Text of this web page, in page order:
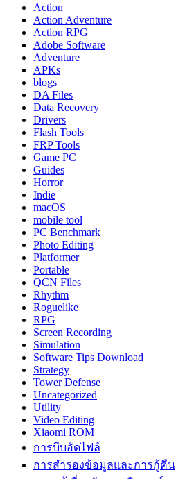
Action
Action Adventure
Action RPG
Adobe Software
Adventure
APKs
blogs
DA Files
Data Recovery
Drivers
Flash Tools
FRP Tools
Game PC
Guides
Horror
Indie
macOS
mobile tool
PC Benchmark
Photo Editing
Platformer
Portable
QCN Files
Rhythm
Roguelike
RPG
Screen Recording
Simulation
Software Tips Download
Strategy
Tower Defense
Uncategorized
Utility
Video Editing
Xiaomi ROM
การบีบอัดไฟล์
การสำรองข้อมูลและการกู้คืน